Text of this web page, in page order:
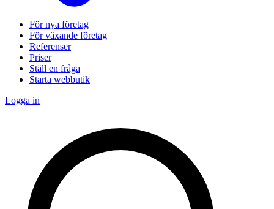
För nya företag
För växande företag
Referenser
Priser
Ställ en fråga
Starta webbutik
Logga in